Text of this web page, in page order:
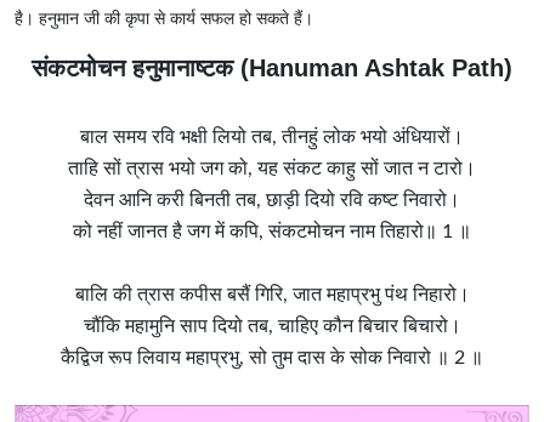
है। हनुमान जी की कृपा से कार्य सफल हो सकते हैं।
संकटमोचन हनुमानाष्टक (Hanuman Ashtak Path)
बाल समय रवि भक्षी लियो तब, तीनहुं लोक भयो अंधियारों।
ताहि सों त्रास भयो जग को, यह संकट काहु सों जात न टारो।
देवन आनि करी बिनती तब, छाड़ी दियो रवि कष्ट निवारो।
को नहीं जानत है जग में कपि, संकटमोचन नाम तिहारो॥ 1 ॥
बालि की त्रास कपीस बसैं गिरि, जात महाप्रभु पंथ निहारो।
चौंकि महामुनि साप दियो तब, चाहिए कौन बिचार बिचारो।
कैद्विज रूप लिवाय महाप्रभु, सो तुम दास के सोक निवारो ॥ 2 ॥